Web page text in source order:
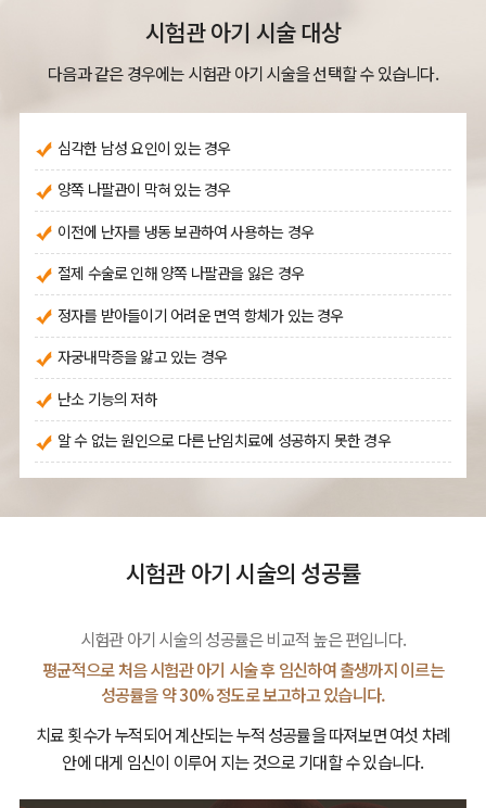
시험관 아기 시술 대상
다음과 같은 경우에는 시험관 아기 시술을 선택할 수 있습니다.
심각한 남성 요인이 있는 경우
양쪽 나팔관이 막혀 있는 경우
이전에 난자를 냉동 보관하여 사용하는 경우
절제 수술로 인해 양쪽 나팔관을 잃은 경우
정자를 받아들이기 어려운 면역 항체가 있는 경우
자궁내막증을 앓고 있는 경우
난소 기능의 저하
알 수 없는 원인으로 다른 난임치료에 성공하지 못한 경우
시험관 아기 시술의 성공률
시험관 아기 시술의 성공률은 비교적 높은 편입니다.
평균적으로 처음 시험관 아기 시술 후임신하여 출생까지 이르는
성공률을 약 30% 정도로 보고하고 있습니다.
치료 횟수가 누적되어 계산되는 누적 성공률을 따져보면여섯 차례
안에 대게 임신이 이루어 지는 것으로 기대할 수 있습니다.